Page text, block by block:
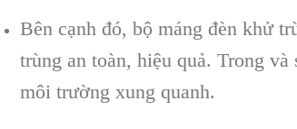
Bên cạnh đó, bộ máng đèn khử
trùng an toàn, hiệu quả. Trong
môi trường xung quanh.